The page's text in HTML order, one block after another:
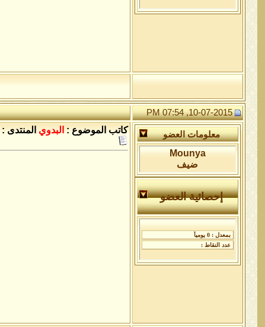
10-07-2015, 07:54 PM
معلومات العضو
Mounya
ضيف
إحصائية العضو
كاتب الموضوع : البدوي المنتدى :